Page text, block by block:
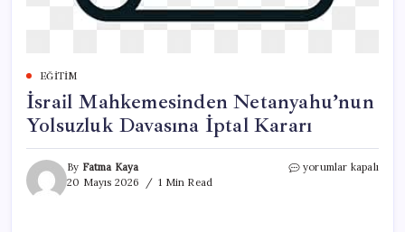
EĞITIM
İsrail Mahkemesinden Netanyahu’nun
Yolsuzluk Davasına İptal Kararı
By Fatma Kaya
20 Mayıs 2026
1 Min Read
İsrail
yorumlar kapalı